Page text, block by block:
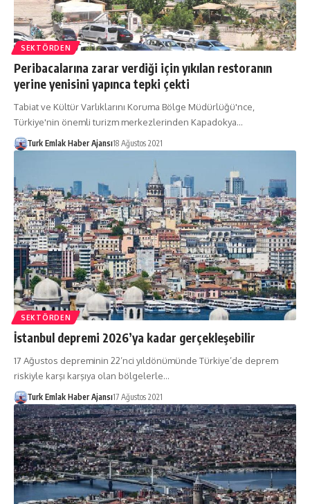
SEKTÖRDEN
Peribacalarına zarar verdiği için yıkılan restoranın
yerine yenisini yapınca tepki çekti
Tabiat ve Kültür Varlıklarını Koruma Bölge Müdürlüğü'nce,
Türkiye'nin önemli turizm merkezlerinden Kapadokya…
Turk Emlak Haber Ajansı18 Ağustos 2021
SEKTÖRDEN
İstanbul depremi 2026’ya kadar gerçekleşebilir
17 Ağustos depreminin 22’nci yıldönümünde Türkiye’de deprem
riskiyle karşı karşıya olan bölgelerle…
Turk Emlak Haber Ajansı17 Ağustos 2021